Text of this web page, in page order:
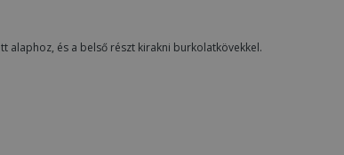
alaphoz, és a belső részt kirakni burkolatkövekkel.